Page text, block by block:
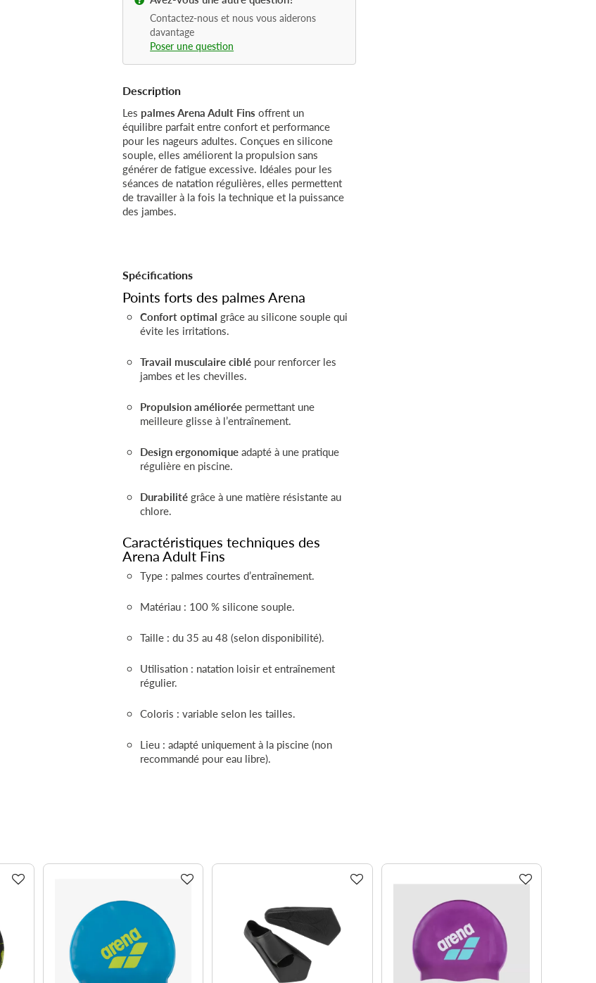
Contactez-nous et nous vous aiderons
davantage
Poser une question
Description
Les palmes Arena Adult Fins offrent un
équilibre parfait entre confort et performance
pour les nageurs adultes. Conçues en silicone
souple, elles améliorent la propulsion sans
générer de fatigue excessive. Idéales pour les
séances de natation régulières, elles permettent
de travailler à la fois la technique et la puissance
des jambes.
Spécifications
Points forts des palmes Arena
Confort optimal grâce au silicone souple qui
évite les irritations.
Travail musculaire ciblé pour renforcer les
jambes et les chevilles.
Propulsion améliorée permettant une
meilleure glisse à l’entraînement.
Design ergonomiqueadapté à une pratique
régulière en piscine.
Durabilitégrâce à une matière résistante au
chlore.
Caractéristiques techniques des
Arena Adult Fins
Type : palmes courtes d’entraînement.
Matériau : 100 % silicone souple.
Taille : du 35 au 48 (selon disponibilité).
Utilisation : natation loisir et entraînement
régulier.
Coloris : variable selon les tailles.
Lieu : adapté uniquement à la piscine (non
recommandé pour eau libre).